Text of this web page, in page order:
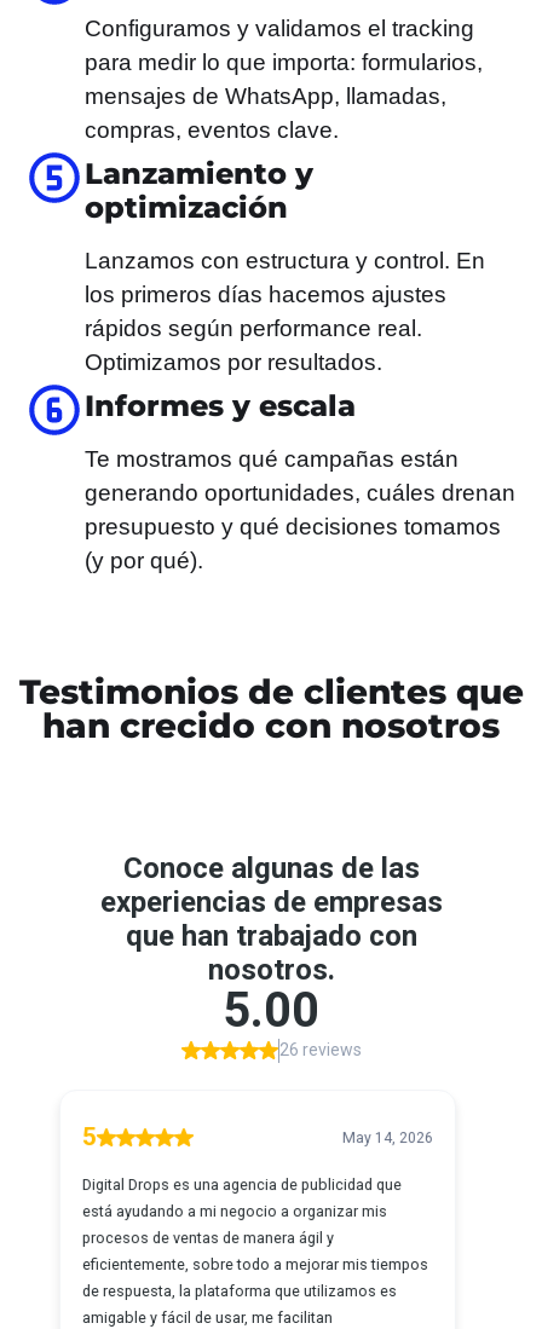
Configuramos y validamos el tracking
para medir lo que importa: formularios,
mensajes de WhatsApp, llamadas,
compras, eventos clave.
Lanzamiento y
optimización
Lanzamos con estructura y control. En
los primeros días hacemos ajustes
rápidos según performance real.
Optimizamos por resultados.
Informes y escala
Te mostramos qué campañas están
generando oportunidades, cuáles drenan
presupuesto y qué decisiones tomamos
(y por qué).
Testimonios de clientes que
han crecido con nosotros